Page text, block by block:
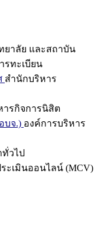
ยาลัย และสถาบัน
รทะเบียน
สำนักบริหาร
ารกิจการนิสิต
บจ.) องค์การบริหาร
วไป
ะเมินออนไลน์ (MCV)